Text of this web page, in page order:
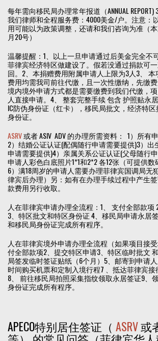
每年需向移民局办理常年报道（ANNUAL REPORT)
我们律师和全程服务费：4000美金/户。注意：
用可能以为政策调整，还请和我们咨询为准（
月20号）
温馨提醒：1、以上一旦申请通过后美金完全不
菲律宾经济特区做建设了。假若没通过捐款可
回。2、本捐赠费用附属申请人上限为3人3、
费用均需我司前往代缴，且一次性缴纳，先缴
境内境外申请方式都是需要缴费到我们代缴，
人直接申请。4、 整套完整手续 包含 护照贴永
IC防伪身份证（红卡），移民局批文，经济特
身份证。
ASRV或者 ASIV ADV 的办理所需资料： 1）所有
2）结婚公证认证(配偶随行申请需要提供)3）
申请需要提供)4）亲属关系公证认证(父母随行
申请人彩色白底照片1*1和2*2 各12张（可提供数
6）满18周岁的申请人需要办理菲律宾国调局无
律宾后办理）另：如有在办理手续过程中产生
款费用另行收取。
人在菲律宾申请办理全流程：1、 支付全部款项
3、特区批文和特区身份证 4、移民局申请永居
和移民局身份证完成所有程序。
人在菲律宾境外申请办理全流程（如果项目接
付全部款项2、提交特区申请3、特区临时批文
局签发临时签证贴纸（6个月）5、邮寄到申请
时间购买机票和定制入境行程7 、抵达菲律宾接
8、 前往移民局拍照采集指纹领取永居签证9、
身份证完成所有程序。
APECO特别居住签证（ ASRV或